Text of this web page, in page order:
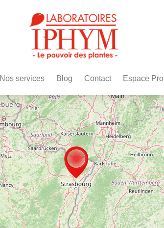
Nos services Blog Contact Espace Pro